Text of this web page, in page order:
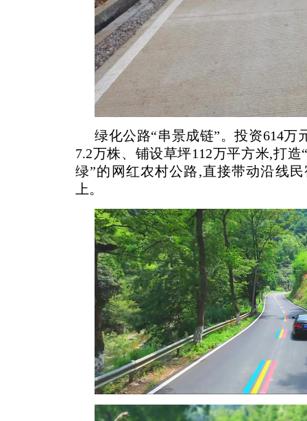
绿化公路“串景成链”。投资614万
7.2万株、铺设草坪112万平方米,打
绿”的网红农村公路,直接带动沿线
上。